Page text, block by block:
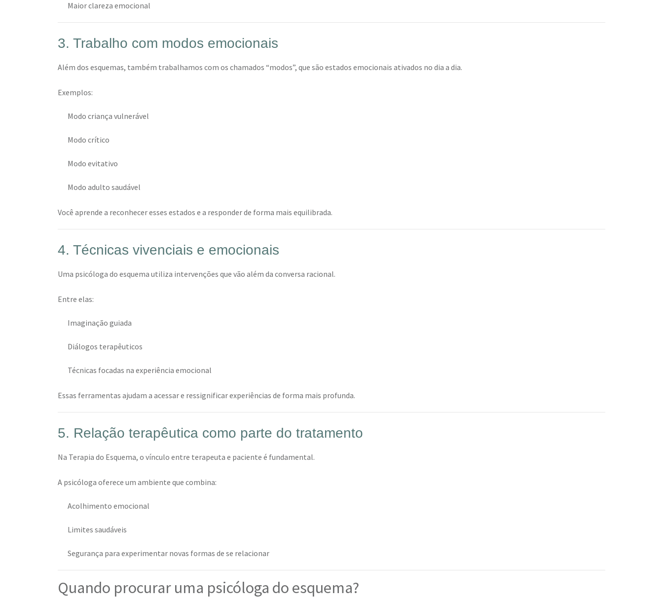
Maior clareza emocional
3. Trabalho com modos emocionais
Além dos esquemas, também trabalhamos com os chamados “modos”, que são estados emocionais ativados no dia a dia.
Exemplos:
Modo criança vulnerável
Modo crítico
Modo evitativo
Modo adulto saudável
Você aprende a reconhecer esses estados e a responder de forma mais equilibrada.
4. Técnicas vivenciais e emocionais
Uma psicóloga do esquema utiliza intervenções que vão além da conversa racional.
Entre elas:
Imaginação guiada
Diálogos terapêuticos
Técnicas focadas na experiência emocional
Essas ferramentas ajudam a acessar e ressignificar experiências de forma mais profunda.
5. Relação terapêutica como parte do tratamento
Na Terapia do Esquema, o vínculo entre terapeuta e paciente é fundamental.
A psicóloga oferece um ambiente que combina:
Acolhimento emocional
Limites saudáveis
Segurança para experimentar novas formas de se relacionar
Quando procurar uma psicóloga do esquema?